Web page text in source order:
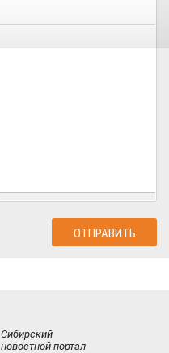
Сибирский
новостной портал